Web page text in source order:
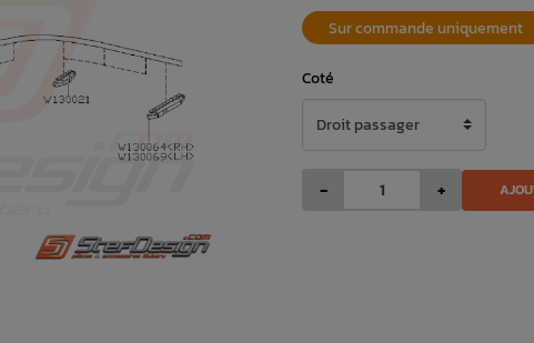
Sur commande uniquement
Coté
- +